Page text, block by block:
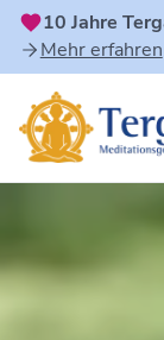
10 Jahre
Mehr erfahren